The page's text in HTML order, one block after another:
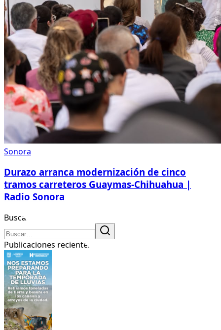
Sonora
Durazo arranca modernización de cinco
tramos carreteros Guaymas-Chihuahua |
Radio Sonora
Buscar
Publicaciones recientes